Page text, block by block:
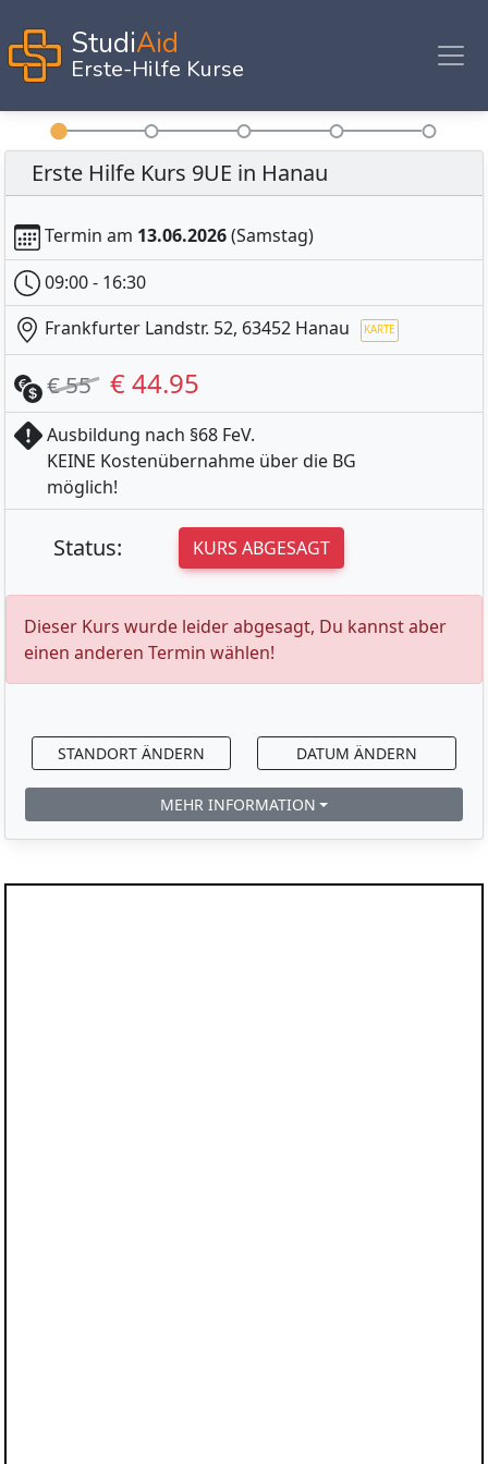
StudiAid
Erste-Hilfe Kurse
Erste Hilfe Kurs 9UE in Hanau
Termin am 13.06.2026(Samstag)
09:00 - 16:30
Frankfurter Landstr. 52, 63452 Hanau
€ 55 € 44.95
Ausbildung nach §68 FeV.
KEINE Kostenübernahme über die BG
möglich!
Status: KURS ABGESAGT
Dieser Kurs wurde leider abgesagt, Du kannst aber
einen anderen Termin wählen!
STANDORT ÄNDERN DATUM ÄNDERN
MEHR INFORMATION